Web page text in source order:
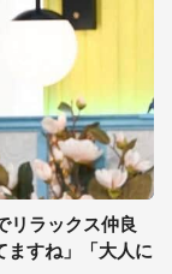
リラックス仲良
ますね」「大人に